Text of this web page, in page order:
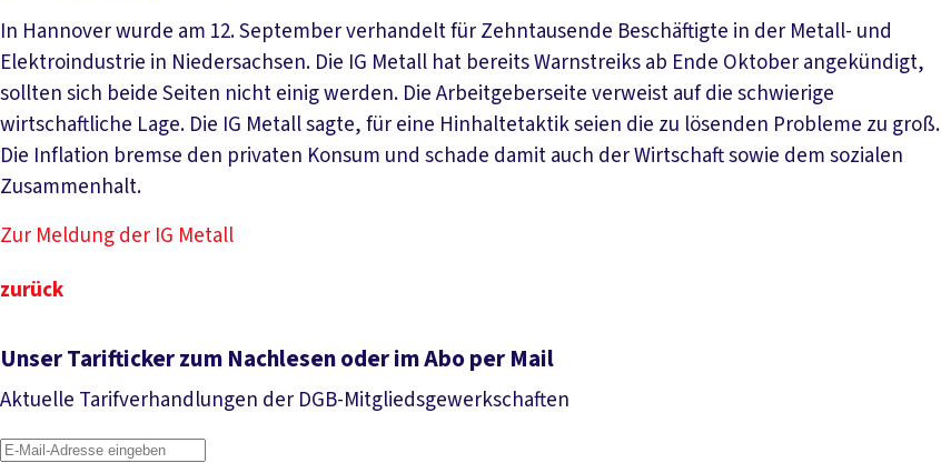
In Hannover wurde am 12. September verhandelt für Zehntausende Beschäftigte in der Metall- und
Elektroindustrie in Niedersachsen. Die IG Metall hat bereits Warnstreiks ab Ende Oktober angekündigt,
sollten sich beide Seiten nicht einig werden. Die Arbeitgeberseite verweist auf die schwierige
wirtschaftliche Lage. Die IG Metall sagte, für eine Hinhaltetaktik seien die zu lösenden Probleme zu groß.
Die Inflation bremse den privaten Konsum und schade damit auch der Wirtschaft sowie dem sozialen
Zusammenhalt.
Zur Meldung der IG Metall
zurück
Unser Tarifticker zum Nachlesen oder im Abo per Mail
Aktuelle Tarifverhandlungen der DGB-Mitgliedsgewerkschaften